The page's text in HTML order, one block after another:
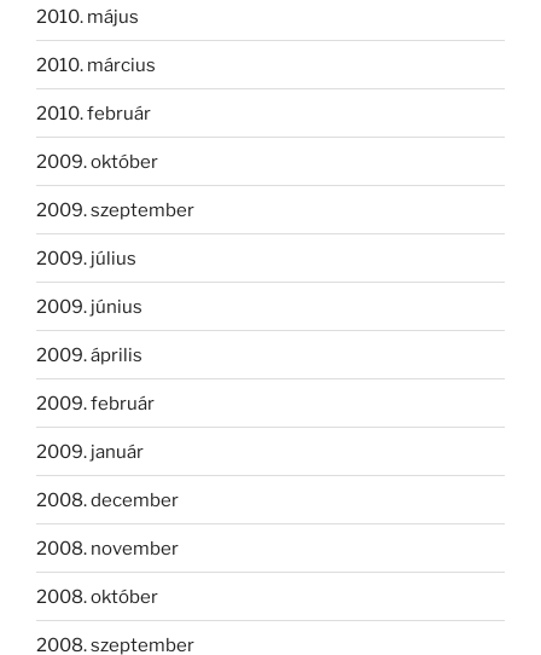
2010. május
2010. március
2010. február
2009. október
2009. szeptember
2009. július
2009. június
2009. április
2009. február
2009. január
2008. december
2008. november
2008. október
2008. szeptember